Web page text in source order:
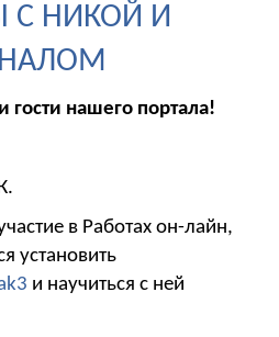
С НИКОЙ И
гости нашего портала!
в Работах он-лайн,
установить
и научиться с ней